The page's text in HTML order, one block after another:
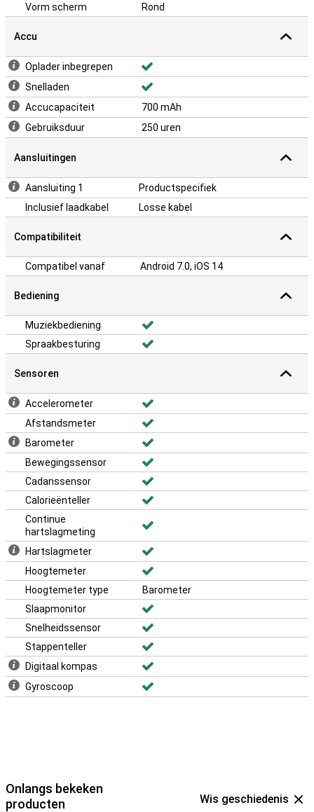
Vorm scherm
Rond
Accu
Oplader inbegrepen
Snelladen
Accucapaciteit
700 mAh
Gebruiksduur
250 uren
Aansluitingen
Aansluiting 1
Productspecifiek
Inclusief laadkabel
Losse kabel
Compatibiliteit
Compatibel vanaf Android 7.0, iOS 14
Bediening
Muziekbediening
Spraakbesturing
Sensoren
Accelerometer
Afstandsmeter
Barometer
Bewegingssensor
Cadanssensor
Calorieënteller
Continue
hartslagmeting
Hartslagmeter
Hoogtemeter
Hoogtemeter type
Barometer
Slaapmonitor
Snelheidssensor
Stappenteller
Digitaal kompas
Gyroscoop
Onlangs bekeken
producten
Wis geschiedenis